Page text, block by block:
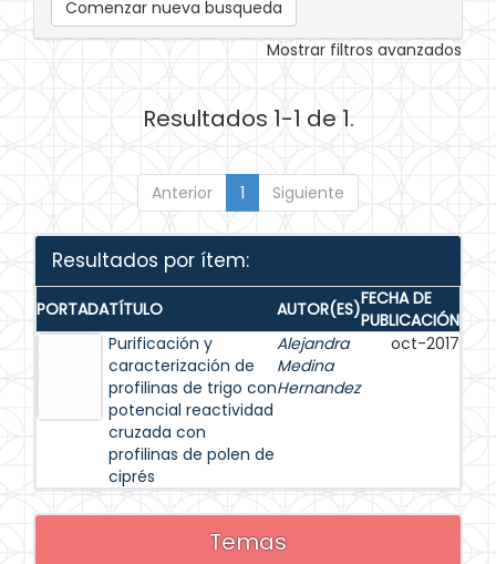
Comenzar nueva busqueda
Mostrar filtros avanzados
Resultados 1-1 de 1.
Anterior 1 Siguiente
Resultados por ítem:
PORTADATÍTULO AUTOR(ES)FECHA DE
PUBLICACIÓN
Purificación y
caracterización de
profilinas de trigo con
potencial reactividad
cruzada con
profilinas de polen de
ciprés
Alejandra
Medina
Hernandez
oct-2017
Temas